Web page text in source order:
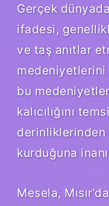
Gerçek
ifadesi,
ve taş anıtlar
medeniyetlerini
bu
kalıcılığını
kurduğuna
Mesela,